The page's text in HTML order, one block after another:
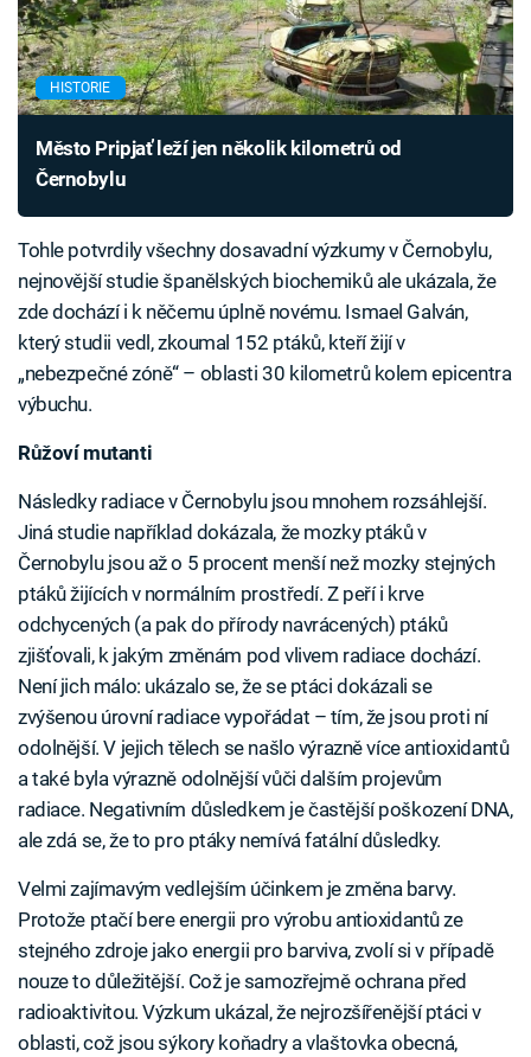
HISTORIE
Město Pripjať leží jen několik kilometrů od
Černobylu
Tohle potvrdily všechny dosavadní výzkumy v Černobylu,
nejnovější studie španělských biochemiků ale ukázala, že
zde dochází i k něčemu úplně novému. Ismael Galván,
který studii vedl, zkoumal 152 ptáků, kteří žijí v
„nebezpečné zóně“ – oblasti 30 kilometrů kolem epicentra
výbuchu.
Růžoví mutanti
Následky radiace v Černobylu jsou mnohem rozsáhlejší.
Jiná studie například dokázala, že mozky ptáků v
Černobylu jsou až o 5 procent menší než mozky stejných
ptáků žijících v normálním prostředí. Z peří i krve
odchycených (a pak do přírody navrácených) ptáků
zjišťovali, k jakým změnám pod vlivem radiace dochází.
Není jich málo: ukázalo se, že se ptáci dokázali se
zvýšenou úrovní radiace vypořádat – tím, že jsou proti ní
odolnější. V jejich tělech se našlo výrazně více antioxidantů
a také byla výrazně odolnější vůči dalším projevům
radiace. Negativním důsledkem je častější poškození DNA,
ale zdá se, že to pro ptáky nemívá fatální důsledky.
Velmi zajímavým vedlejším účinkem je změna barvy.
Protože ptačí bere energii pro výrobu antioxidantů ze
stejného zdroje jako energii pro barviva, zvolí si v případě
nouze to důležitější. Což je samozřejmě ochrana před
radioaktivitou. Výzkum ukázal, že nejrozšířenější ptáci v
oblasti, což jsou sýkory koňadry a vlaštovka obecná,